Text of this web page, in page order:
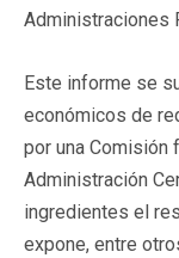
Administraciones
Este informe se
económicos de
por una Comisión
Administración
ingredientes el
expone, entre